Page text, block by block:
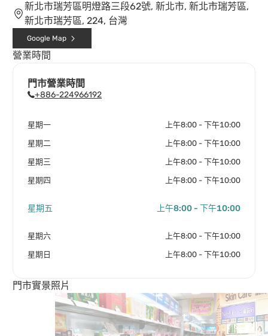
新北市瑞芳區明燈路三段62號, 新北市, 新北市瑞芳區,
新北市瑞芳區, 224, 台灣
Google Map
營業時間
門市營業時間
+886-224966192
星期一 上午8:00 - 下午10:00
星期二 上午8:00 - 下午10:00
星期三 上午8:00 - 下午10:00
星期四 上午8:00 - 下午10:00
星期五 上午8:00 - 下午10:00
星期六 上午8:00 - 下午10:00
星期日 上午8:00 - 下午10:00
門市實景照片